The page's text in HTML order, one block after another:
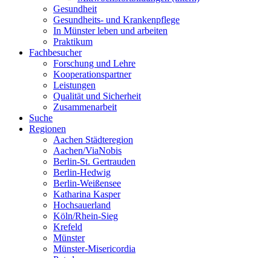
Gesundheit
Gesundheits- und Krankenpflege
In Münster leben und arbeiten
Praktikum
Fachbesucher
Forschung und Lehre
Kooperationspartner
Leistungen
Qualität und Sicherheit
Zusammenarbeit
Suche
Regionen
Aachen Städteregion
Aachen/ViaNobis
Berlin-St. Gertrauden
Berlin-Hedwig
Berlin-Weißensee
Katharina Kasper
Hochsauerland
Köln/Rhein-Sieg
Krefeld
Münster
Münster-Misericordia